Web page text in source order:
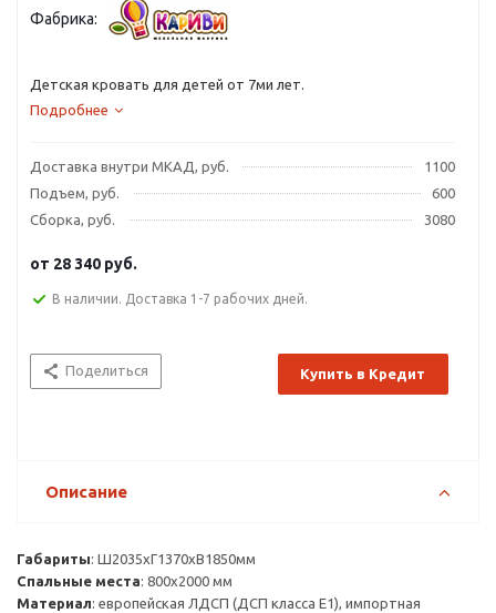
Фабрика:
Детская кровать для детей от 7ми лет.
Подробнее
Доставка внутри МКАД, руб.
1100
Подъем, руб.
600
Сборка, руб.
3080
от 28 340 руб.
В наличии. Доставка 1-7 рабочих дней.
Поделиться Купить в Кредит
Описание
Габариты: Ш2035хГ1370хВ1850мм
Спальные места: 800х2000 мм
Материал: европейская ЛДСП (ДСП класса Е1), импортная